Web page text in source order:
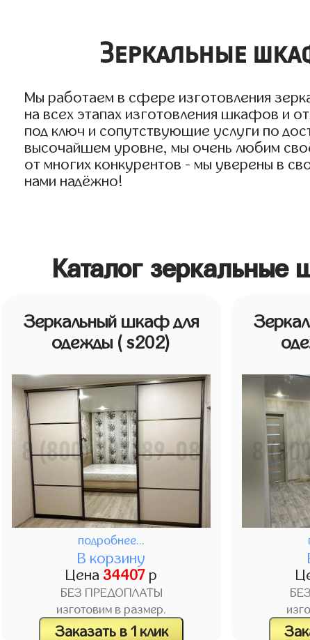
Зеркальные
Мы работаем в сфере изготовления
на всех этапах изготовления шкафов и
под ключ и сопутствующие услуги по
высочайшем уровне, мы очень любим
от многих конкурентов - мы уверены в
нами надёжно!
Каталог
Зеркальный шкаф для
одежды ( s202)
подробнее...
В корзину
Цена 34407 р
БЕЗ ПРЕДОПЛАТЫ
изготовим в размер.
Заказать в 1 клик